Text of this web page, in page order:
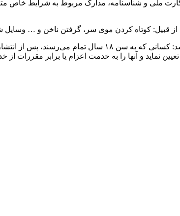
ملی و شناسنامه، مدارک مربوط به شرایط خاص
کوتاه کردن موی سر، گرفتن ناخن و … وسایل